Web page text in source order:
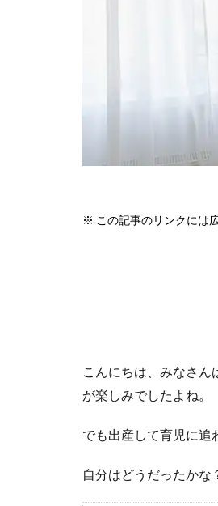
※ この記事のリンクには
こんにちは、みなさ
が楽しみでしたよね。
でも出産して育児に追
自分はどうだったかな